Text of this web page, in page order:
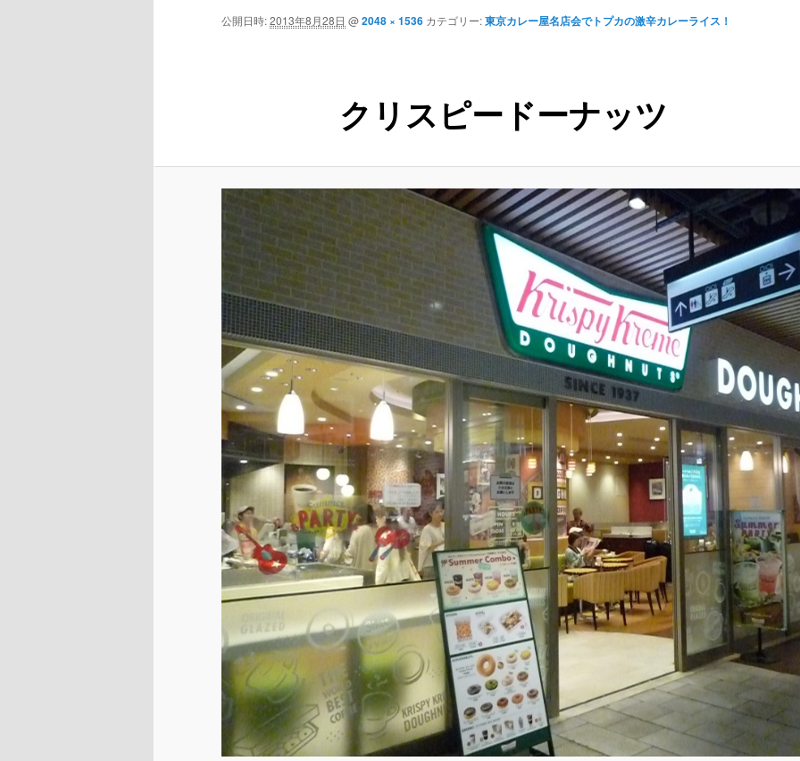
クリスピードーナッツ
公開日時:2013年8月28日 @2048 × 1536 カテゴリー:東京カレー屋名店会でトプカの激辛カレーライス！